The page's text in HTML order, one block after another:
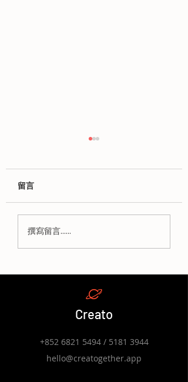
《中小學數字教育發展
留言
撰寫留言......
Creato
+852 6821 5494/ 5181 3944
hello@creatogether.app